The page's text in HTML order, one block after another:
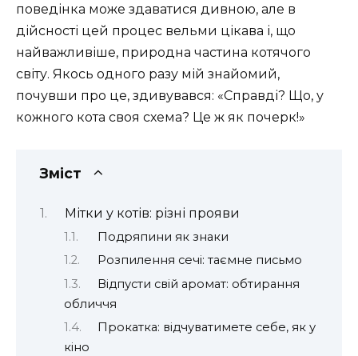
поведінка може здаватися дивною, але в
дійсності цей процес вельми цікава і, що
найважливіше, природна частина котячого
світу. Якось одного разу мій знайомий,
почувши про це, здивувався: «Справді? Що, у
кожного кота своя схема? Це ж як почерк!»
Зміст
Мітки у котів: різні прояви
Подряпини як знаки
Розпилення сечі: таємне письмо
Відпусти свій аромат: обтирання
обличчя
Прокатка: відчуватимете себе, як у
кіно